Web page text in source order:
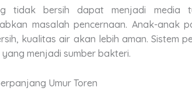
tidak bersih dapat menjadi media
masalah pencernaan. Anak-anak
kualitas air akan lebih aman. Sistem
menjadi sumber bakteri.
Umur Toren